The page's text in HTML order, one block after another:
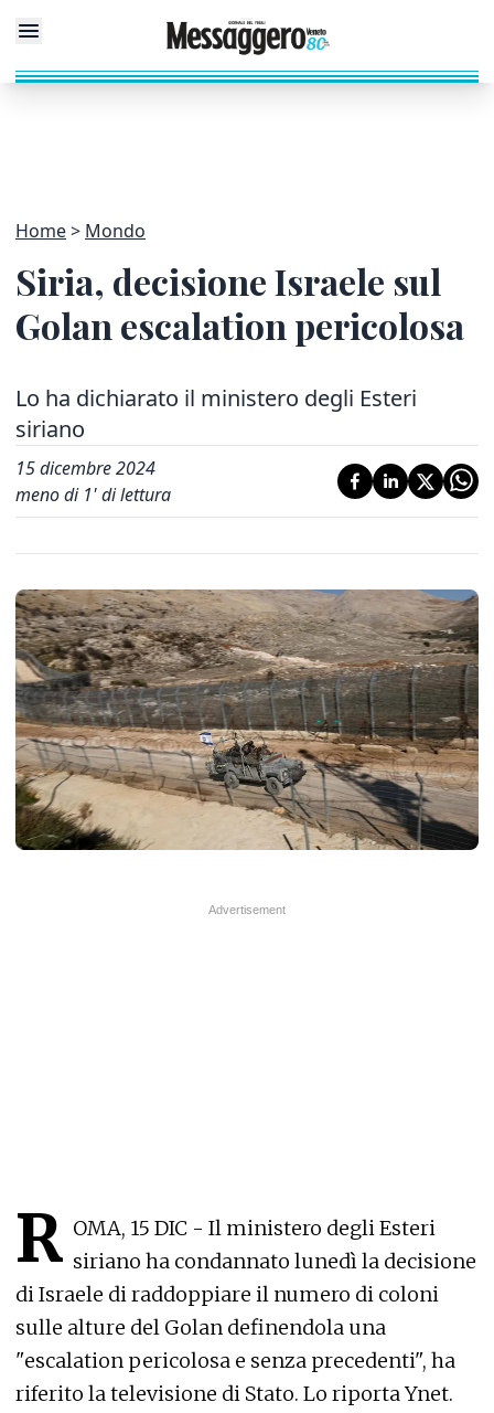
Home Mondo
Siria, decisione Israele sul
Golan escalation pericolosa
Lo ha dichiarato il ministero degli Esteri
siriano
15 dicembre 2024
meno di 1' di lettura
R OMA, 15 DIC - Il ministero degli Esteri
siriano ha condannato lunedì la decisione
di Israele di raddoppiare il numero di coloni
sulle alture del Golan definendola una
"escalation pericolosa e senza precedenti", ha
riferito la televisione di Stato. Lo riporta Ynet.